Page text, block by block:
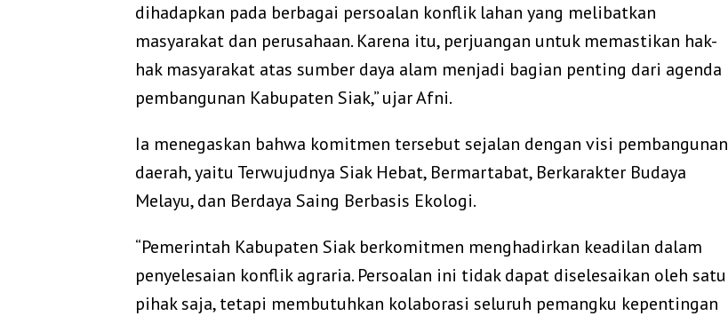
dihadapkan pada berbagai persoalan konflik lahan yang melibatkan
masyarakat dan perusahaan. Karena itu, perjuangan untuk memastikan hak-
hak masyarakat atas sumber daya alam menjadi bagian penting dari agenda
pembangunan Kabupaten Siak,” ujar Afni.
Ia menegaskan bahwa komitmen tersebut sejalan dengan visi pembangunan
daerah, yaitu Terwujudnya Siak Hebat, Bermartabat, Berkarakter Budaya
Melayu, dan Berdaya Saing Berbasis Ekologi.
“Pemerintah Kabupaten Siak berkomitmen menghadirkan keadilan dalam
penyelesaian konflik agraria. Persoalan ini tidak dapat diselesaikan oleh satu
pihak saja, tetapi membutuhkan kolaborasi seluruh pemangku kepentingan